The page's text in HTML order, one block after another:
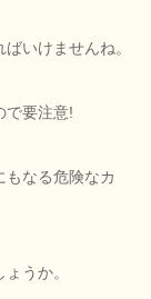
いけませんね。
で要注意!
もなる危険なカ
うか。